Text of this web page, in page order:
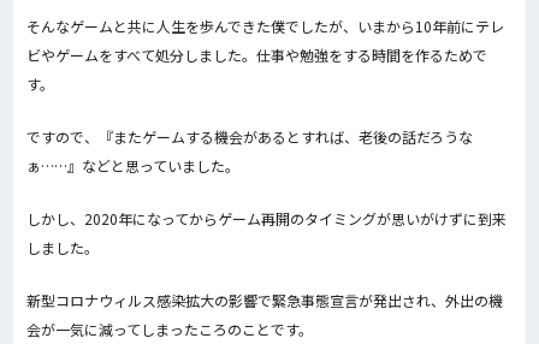
そんなゲームと共に人生を歩んできた僕でしたが、いまから10年前にテレ
ビやゲームをすべて処分しました。仕事や勉強をする時間を作るためで
す。
ですので、『またゲームする機会があるとすれば、老後の話だろうな
ぁ……』などと思っていました。
しかし、2020年になってからゲーム再開のタイミングが思いがけずに到来
しました。
新型コロナウィルス感染拡大の影響で緊急事態宣言が発出され、外出の機
会が一気に減ってしまったころのことです。